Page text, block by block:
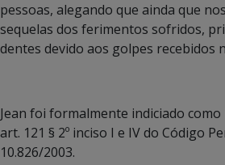
pessoas, alegando que ainda que
sequelas dos ferimentos sofridos,
dentes devido aos golpes recebidos
Jean foi formalmente indiciado
art. 121 § 2º inciso I e IV do Código
10.826/2003.